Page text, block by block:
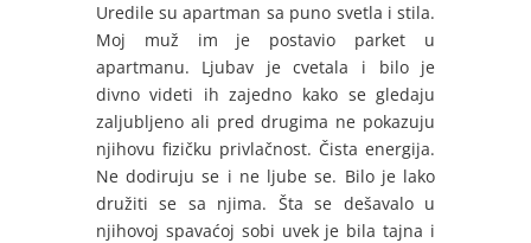
Uredile su apartman sa puno svetla i stila.
Moj muž im je postavio parket u
apartmanu. Ljubav je cvetala i bilo je
divno videti ih zajedno kako se gledaju
zaljubljeno ali pred drugima ne pokazuju
njihovu fizičku privlačnost. Čista energija.
Ne dodiruju se i ne ljube se. Bilo je lako
družiti se sa njima. Šta se dešavalo u
njihovoj spavaćoj sobi uvek je bila tajna i